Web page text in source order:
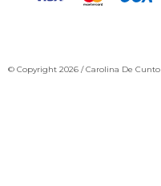
© Copyright 2026 / Carolina De Cunto